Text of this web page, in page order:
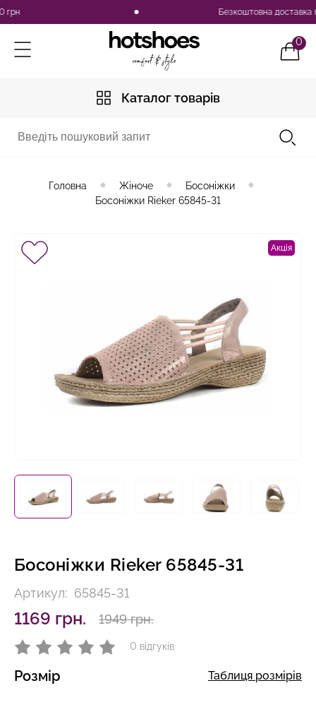
Безкоштовна доставка по
0
Каталог товарів
Головна Жіноче
Босоніжки
Босоніжки Rieker 65845-31
Акція
Босоніжки Rieker 65845-31
Артикул: 65845-31
1169 грн. 1949 грн.
0 відгуків
Розмір Таблиця розмірів